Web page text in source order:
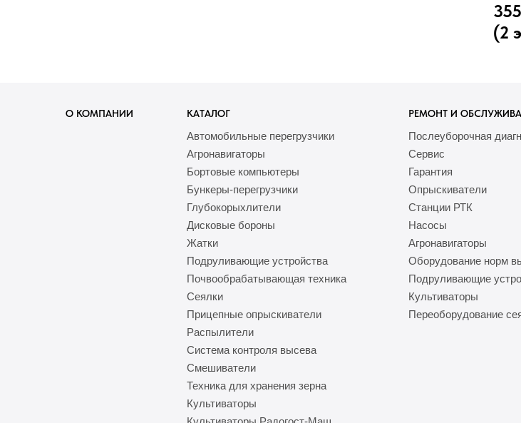
(2
О КОМПАНИИ КАТАЛОГ РЕМОНТ И
Автомобильные перегрузчики
Агронавигаторы
Бортовые компьютеры
Бункеры-перегрузчики
Глубокорыхлители
Дисковые бороны
Жатки
Подруливающие устройства
Почвообрабатывающая техника
Прицепные опрыскиватели
Распылители
Система контроля высева
Смешиватели
Техника для хранения зерна
Культиваторы
Послеуборочная
Сервис
Гарантия
Опрыскиватели
Станции РТК
Насосы
Агронавигаторы
Оборудование норм
Подруливающие
Культиваторы
Переоборудование
Сеялки